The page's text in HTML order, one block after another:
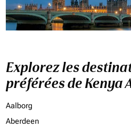
Explorez les
préférées de Kenya
Aalborg
Aberdeen